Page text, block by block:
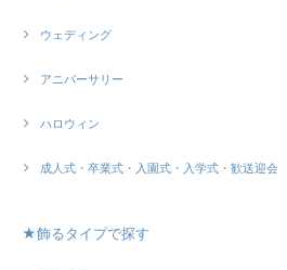
ウェディング
アニバーサリー
ハロウィン
成人式・卒業式・入園式・入学式・歓送迎会
★飾るタイプで探す